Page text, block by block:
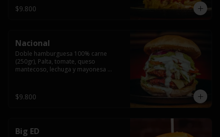
brioche y acompañado de papas
fritas.
$9.800
Nacional
Doble hamburguesa 100% carne
(250gr), Palta, tomate, queso
mantecoso, lechuga y mayonesa
$9.800
Big ED